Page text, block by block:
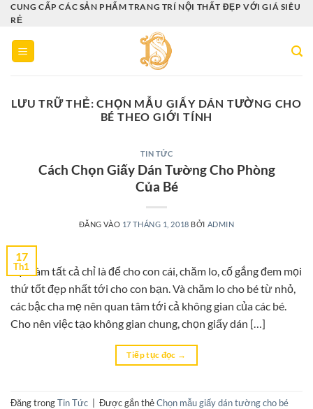
Bỏ
qua
nội
dung
CUNG CẤP CÁC SẢN PHẨM TRANG TRÍ NỘI THẤT ĐẸP VỚI GIÁ SIÊU
RẺ
LƯU TRỮ THẺ:CHỌN MẪU GIẤY DÁN TƯỜNG CHO
BÉ THEO GIỚI TÍNH
TIN TỨC
Cách Chọn Giấy Dán Tường Cho Phòng
Của Bé
ĐĂNG VÀO 17 THÁNG 1, 2018 BỞI ADMIN
17
Th1
Bạn làm tất cả chỉ là để cho con cái, chăm lo, cố gắng đem mọi
thứ tốt đẹp nhất tới cho con bạn. Và chăm lo cho bé từ nhỏ,
các bậc cha mẹ nên quan tâm tới cả không gian của các bé.
Cho nên việc tạo không gian chung, chọn giấy dán […]
Tiếp tục đọc →
Đăng trongTin Tức Được gắn thẻChọn mẫu giấy dán tường cho bé